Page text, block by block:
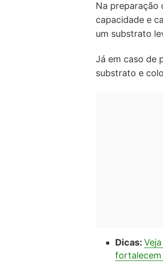
Na preparação
capacidade e
um substrato
Já em caso de
substrato e
Dicas:
fortalecem